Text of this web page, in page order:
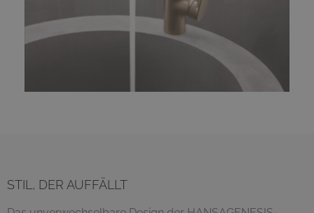
STIL, DER AUFFÄLLT